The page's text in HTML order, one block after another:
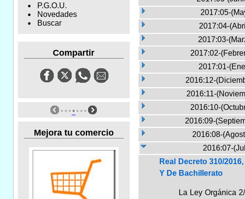
P.G.O.U.
Novedades
Buscar
Compartir
Mejora tu comercio
2017:05-
2017:04-
2017:03-
2017:02-
2017:01-
2016:12-
2016:11-
2016:10-
2016:09-
2016:08-
2016:07-
Real Decreto 310/
Y De Bachillerato
La Ley Orgánica